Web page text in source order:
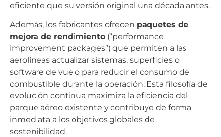
eficiente que su versión original una década antes.
Además, los fabricantes ofrecen paquetes de
mejora de rendimiento (“performance
improvement packages”) que permiten a las
aerolíneas actualizar sistemas, superficies o
software de vuelo para reducir el consumo de
combustible durante la operación. Esta filosofía de
evolución continua maximiza la eficiencia del
parque aéreo existente y contribuye de forma
inmediata a los objetivos globales de
sostenibilidad.